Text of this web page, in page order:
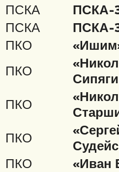
ПСКА
ПСКА-
ПСКА
ПСКА-
ПКО
ПКО
ПКО
ПКО
ПКО
«Иван